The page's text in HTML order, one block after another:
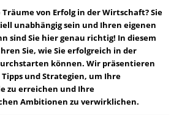
Träume von Erfolg in der Wirtschaft? Sie
unabhängig sein und Ihren eigenen
sind Sie hier genau richtig! In diesem
Sie, wie Sie erfolgreich in der
können. Wir präsentieren
und Strategien, um Ihre
zu erreichen und Ihre
Ambitionen zu verwirklichen.